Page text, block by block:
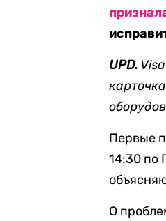
UPD.
Первые
14:30 по
О